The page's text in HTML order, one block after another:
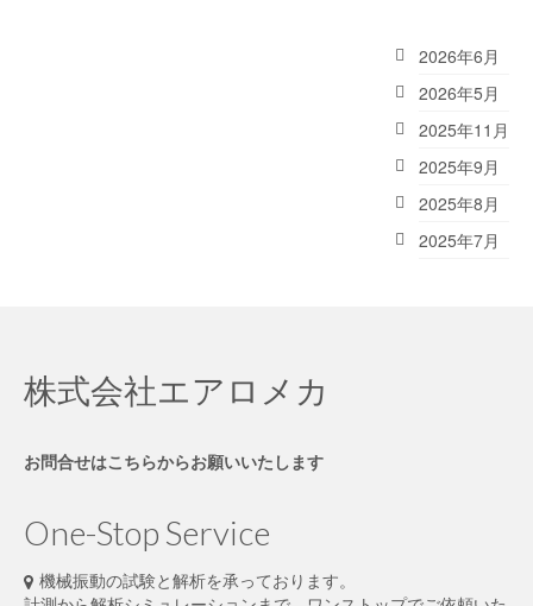
2026年6月
2026年5月
2025年11月
2025年9月
2025年8月
2025年7月
株式会社エアロメカ
お問合せはこちらからお願いいたします
One-Stop Service
機械振動の試験と解析を承っております。